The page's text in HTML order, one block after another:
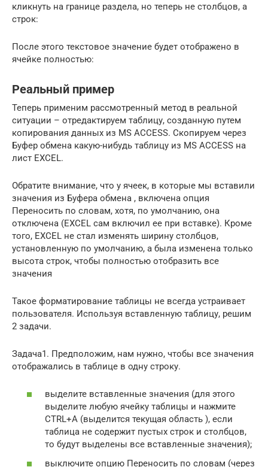
кликнуть на границе раздела, но теперь не столбцов, а
строк:
После этого текстовое значение будет отображено в
ячейке полностью:
Реальный пример
Теперь применим рассмотренный метод в реальной
ситуации – отредактируем таблицу, созданную путем
копирования данных из MS ACCESS. Скопируем через
Буфер обмена какую-нибудь таблицу из MS ACCESS на
лист EXCEL.
Обратите внимание, что у ячеек, в которые мы вставили
значения из Буфера обмена , включена опция
Переносить по словам, хотя, по умолчанию, она
отключена (EXCEL сам включил ее при вставке). Кроме
того, EXCEL не стал изменять ширину столбцов,
установленную по умолчанию, а была изменена только
высота строк, чтобы полностью отобразить все
значения
Такое форматирование таблицы не всегда устраивает
пользователя. Используя вставленную таблицу, решим
2 задачи.
Задача1. Предположим, нам нужно, чтобы все значения
отображались в таблице в одну строку.
выделите вставленные значения (для этого
выделите любую ячейку таблицы и нажмите
CTRL+A (выделится текущая область ), если
таблица не содержит пустых строк и столбцов,
то будут выделены все вставленные значения);
выключите опцию Переносить по словам (через